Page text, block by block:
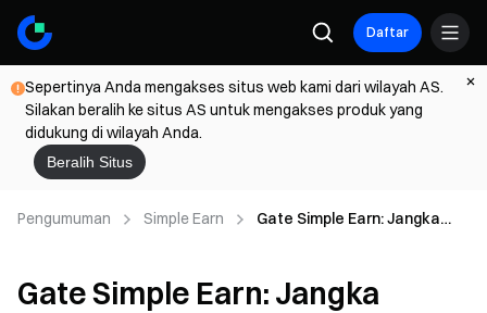
Daftar
Sepertinya Anda mengakses situs web kami dari wilayah AS.
Silakan beralih ke situs AS untuk mengakses produk yang
didukung di wilayah Anda.
Beralih Situs
Pengumuman Simple Earn
Gate Simple Earn: Jangka
Terbatas
Gate Simple Earn: Jangka